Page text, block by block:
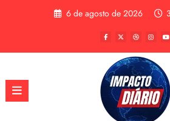
6 de agosto de 2026